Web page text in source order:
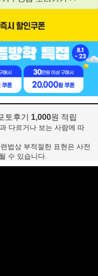
토후기 1,000원 적립
다르거나 보는 사람에 따
법상 부적절한 표현은 사전
수 있습니다.